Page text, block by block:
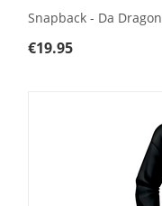
Snapback - Da Dragon
€19.95